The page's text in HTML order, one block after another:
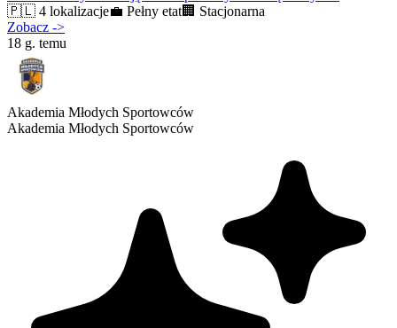
🇵🇱 4 lokalizacje💼 Pełny etat🏢 Stacjonarna
Zobacz ->
18 g. temu
Akademia Młodych Sportowców
Akademia Młodych Sportowców